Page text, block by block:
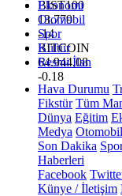
BİST100
13.779
-14
BITCOIN
64.944,08
-0.18
Ekonomi
Otomobil
Spor
Kültür
Resmi İlan
Hava Durumu
Fikstür Tüm
Dünya Eğitim
Medya Otomobil
Son Dakika
Haberleri
Facebook
Künye / İletişim